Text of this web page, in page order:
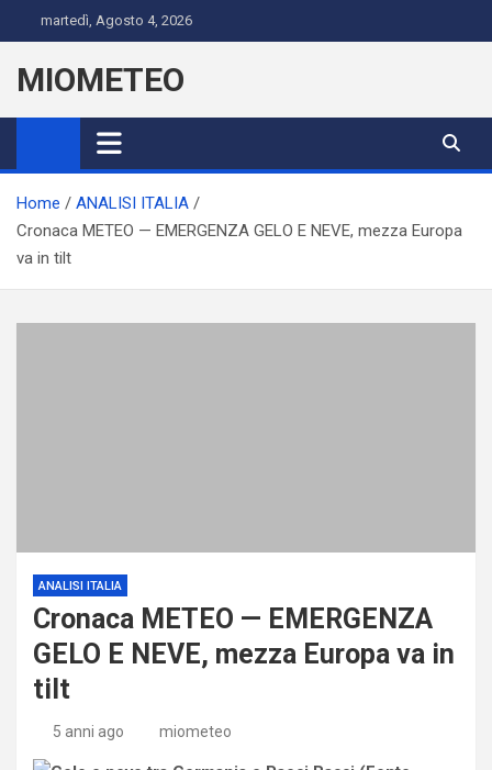
to
content
martedì, Agosto 4, 2026
MIOMETEO
Home
ANALISI ITALIA
Cronaca METEO — EMERGENZA GELO E NEVE, mezza Europa
va in tilt
ANALISI ITALIA
Cronaca METEO — EMERGENZA
GELO E NEVE, mezza Europa va in
tilt
5 anni ago miometeo